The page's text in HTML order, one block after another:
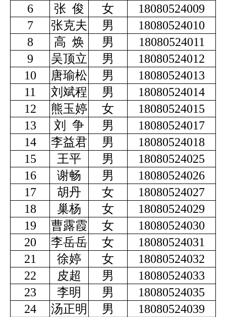
6
张 俊 女
18080524009
7
张克夫 男
18080524010
8
高 焕 男
18080524011
9
吴顶立 男
18080524012
10
唐瑜松 男
18080524013
11
刘斌程 男
18080524014
12
熊玉婷 女
18080524015
13
刘 争 男
18080524017
14
李益君 男
18080524018
15
王平 男
18080524025
16
谢畅 男
18080524026
17
胡丹 女
18080524027
18
巢杨 女
18080524029
19
曹露霞 女
18080524030
20
李岳岳 女
18080524031
21
徐婷 女
18080524032
22
皮超 男
18080524033
23
李明 男
18080524035
24
汤正明 男
18080524039